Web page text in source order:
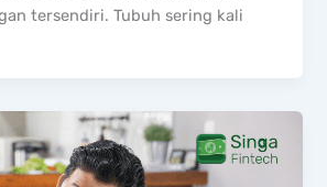
tersendiri. Tubuh sering kali